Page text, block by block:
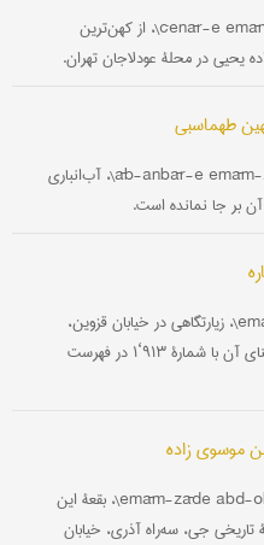
امامزاده یحیى، چنار \čenār-e emām-zāde yahyā\، از کهن‌ترین
یحیى در محلۀ عودلاجان تهران.
طهماسبی
امامزاده یحیى، آب‌انبار \āb-anbār-e emām-zāde yahyā\، آب‌انباری
آن بر جا نمانده است.
امامزاده معصوم \emām-zāde maʾsūm\، زیارتگاهی در خیابان قزوین،
واقع در منطقۀ ۱۰ شهرداری تهران، که بنای آن با شمارۀ ۹۱۳‘۱ در فهرست
موسوی زاده
امامزاده عبدالله و زید \emām-zāde abd-ol-lāh va zeyd\، بقعۀ این
تاریخی جی، سه‌راه آذری، خیابان